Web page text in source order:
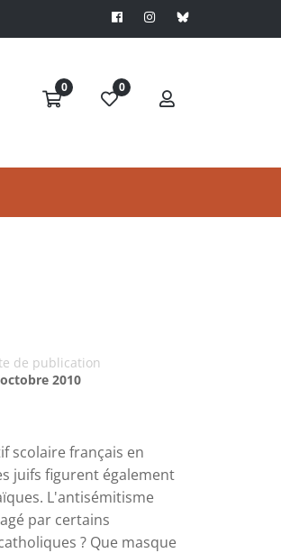
0 0
de publication
2010
scolaire français en
juifs figurent également
L'antisémitisme
par certains
? Que masque